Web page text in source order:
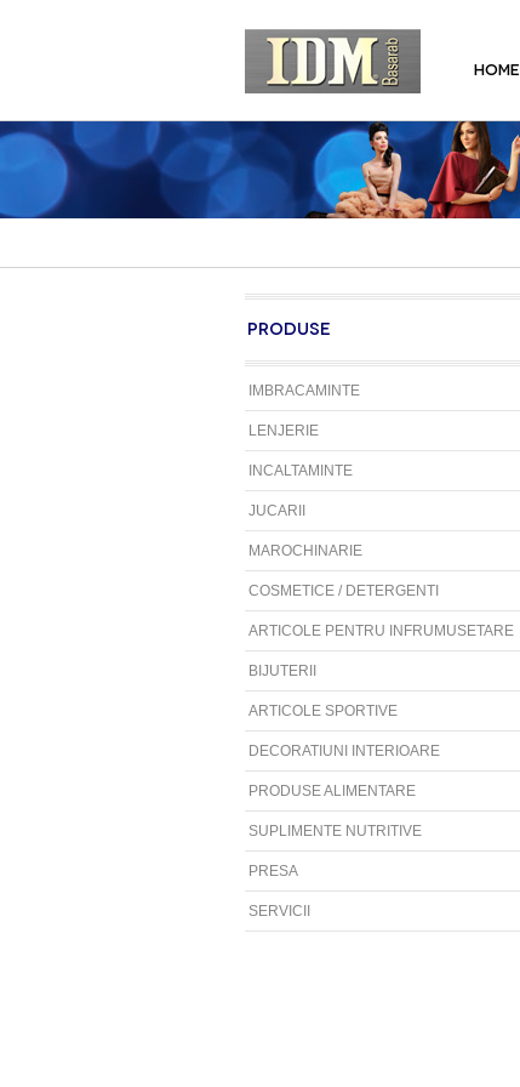
HOME
PRODUSE
IMBRACAMINTE
LENJERIE
INCALTAMINTE
JUCARII
MAROCHINARIE
COSMETICE / DETERGENTI
ARTICOLE PENTRU INFRUMUSETARE
BIJUTERII
ARTICOLE SPORTIVE
DECORATIUNI INTERIOARE
PRODUSE ALIMENTARE
SUPLIMENTE NUTRITIVE
PRESA
SERVICII